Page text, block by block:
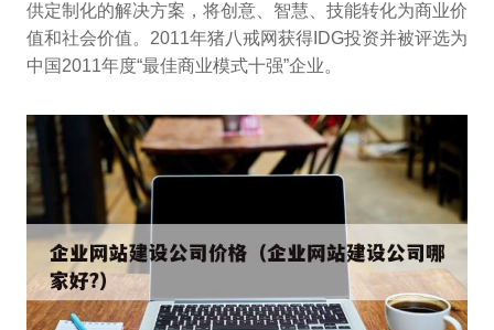
供定制化的解决方案，将创意、智慧、技能转化为商业价
值和社会价值。2011年猪八戒网获得IDG投资并被评选为
中国2011年度“最佳商业模式十强”企业。